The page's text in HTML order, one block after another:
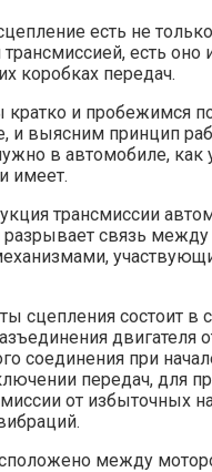
есть не
есть оно
коробках передач.
кратко и пробежимся
и выясним принцип
в автомобиле, как
имеет.
трансмиссии
разрывает связь
сцепления состоит
двигателя
соединения при
передач, для
от избыточных
между